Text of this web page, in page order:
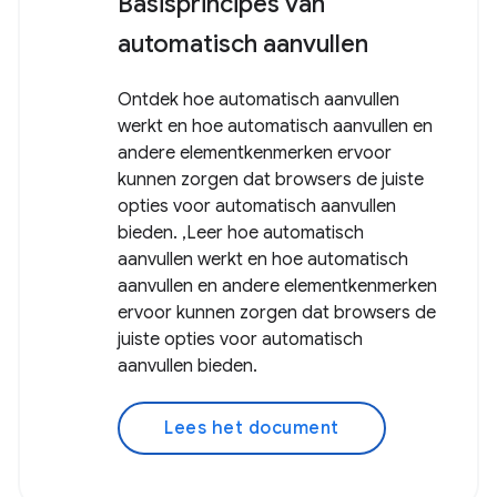
automatisch aanvullen
Ontdek hoe automatisch aanvullen
werkt en hoe automatisch aanvullen en
andere elementkenmerken ervoor
kunnen zorgen dat browsers de juiste
opties voor automatisch aanvullen
bieden. ,Leer hoe automatisch
aanvullen werkt en hoe automatisch
aanvullen en andere elementkenmerken
ervoor kunnen zorgen dat browsers de
juiste opties voor automatisch
aanvullen bieden.
Lees het document